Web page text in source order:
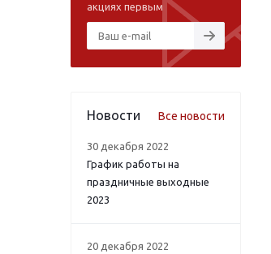
акциях первым
Новости Все новости
30 декабря 2022
График работы на
праздничные выходные
2023
20 декабря 2022